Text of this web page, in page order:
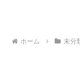
ホーム 未分